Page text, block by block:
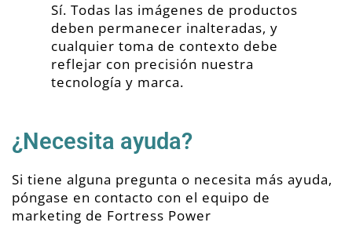
Sí. Todas las imágenes de productos
deben permanecer inalteradas, y
cualquier toma de contexto debe
reflejar con precisión nuestra
tecnología y marca.
¿Necesita ayuda?
Si tiene alguna pregunta o necesita más ayuda,
póngase en contacto con el equipo de
marketing de Fortress Power